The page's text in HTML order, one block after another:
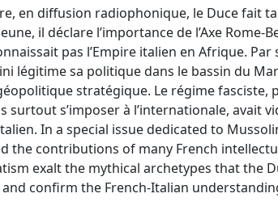
en diffusion radiophonique, le Duce fait
il déclare l’importance de l’Axe
pas l’Empire italien en Afrique.
légitime sa politique dans le bassin du
stratégique. Le régime fasciste,
s’imposer à l’internationale, avait
In a special issue dedicated to
the contributions of many French
exalt the mythical archetypes that the
confirm the French‑Italian